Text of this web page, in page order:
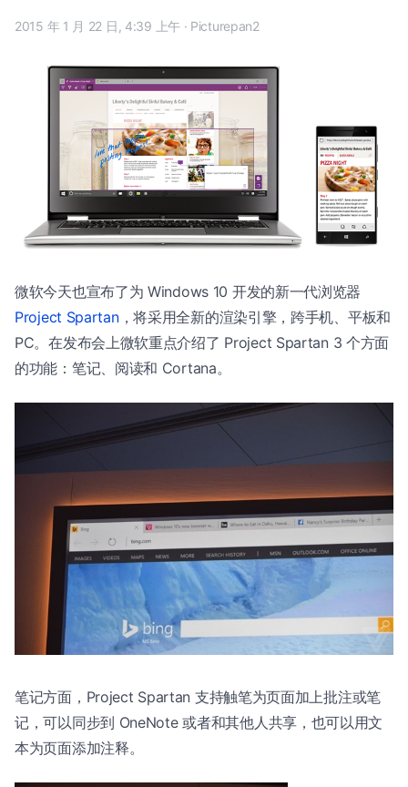
2015 年 1 月 22 日, 4:39 上午 · Picturepan2
微软今天也宣布了为 Windows 10 开发的新一代浏览器
Project Spartan，将采用全新的渲染引擎，跨手机、平板和
PC。在发布会上微软重点介绍了 Project Spartan 3 个方面
的功能：笔记、阅读和 Cortana。
笔记方面，Project Spartan 支持触笔为页面加上批注或笔
记，可以同步到 OneNote 或者和其他人共享，也可以用文
本为页面添加注释。